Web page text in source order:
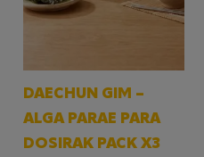
DAECHUN GIM –
ALGA PARAE PARA
DOSIRAK PACK X3